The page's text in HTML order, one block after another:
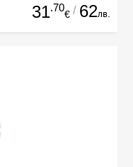
31.70
€ / 62лв.